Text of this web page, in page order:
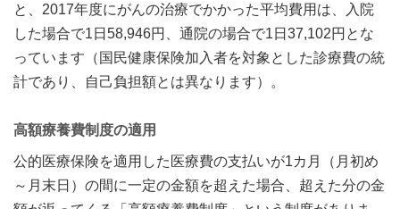
と、2017年度にがんの治療でかかった平均費用は、入院
した場合で1日58,946円、通院の場合で1日37,102円とな
っています（国民健康保険加入者を対象とした診療費の統
計であり、自己負担額とは異なります）。
高額療養費制度の適用
公的医療保険を適用した医療費の支払いが1カ月（月初め
～月末日）の間に一定の金額を超えた場合、超えた分の金